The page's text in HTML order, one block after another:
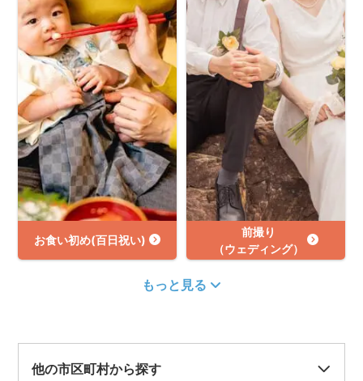
お食い初め(百日祝い)
前撮り
（ウェディング）
もっと見る
他の市区町村から探す